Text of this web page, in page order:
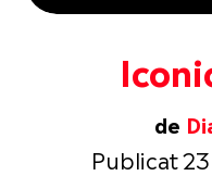
de
Publicat